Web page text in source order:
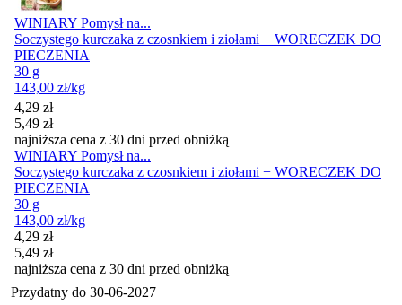
WINIARY Pomysł na...
Soczystego kurczaka z czosnkiem i ziołami + WORECZEK DO
PIECZENIA
30 g
143,00 zł/kg
Cena promocyjna
4,29 zł
5,49 zł
najniższa cena z 30 dni przed obniżką
WINIARY Pomysł na...
Soczystego kurczaka z czosnkiem i ziołami + WORECZEK DO
PIECZENIA
30 g
143,00 zł/kg
Cena promocyjna
4,29 zł
5,49 zł
najniższa cena z 30 dni przed obniżką
Przydatny do 30-06-2027